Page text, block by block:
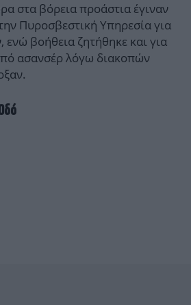
στα βόρεια προάστια έγιναν
Πυροσβεστική Υπηρεσία για
βοήθεια ζητήθηκε και για
ασανσέρ λόγω διακοπών